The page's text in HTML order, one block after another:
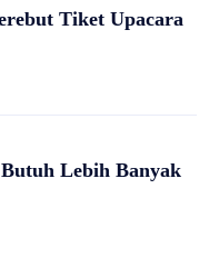
Tiket Upacara
Lebih Banyak